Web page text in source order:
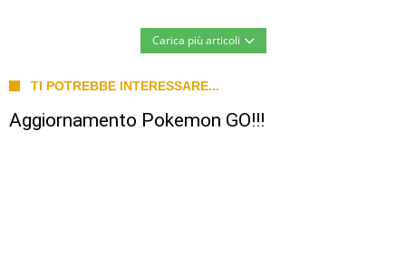
Carica più articoli
TI POTREBBE INTERESSARE...
Aggiornamento Pokemon GO!!!